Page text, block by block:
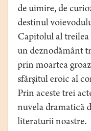
de uimire, de
destinul
Capitolul al treilea
un deznodământ
prin moartea
sfârşitul eroic al
Prin aceste trei
nuvela dramatică
literaturii noastre.